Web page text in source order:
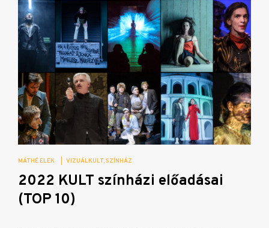
MÁTHÉ ELEK VIZUÁLKULT SZÍNHÁZ
2022 KULT színházi előadásai
(TOP 10)